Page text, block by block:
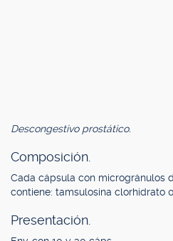
Descongestivo prostático.
Composición.
Cada cápsula con microgránulos
contiene: tamsulosina clorhidrato
Presentación.